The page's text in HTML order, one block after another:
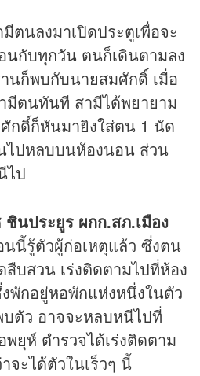
ตนลงมาเปิดประตูเพื่อจะ
นกับทุกวัน ตนก็เดินตามลง
นก็พบกับนายสมศักดิ์ เมื่อ
มีตนทันที สามีได้พยายาม
กดิ์ก็หันมายิงใส่ตน 1 นัด
ไปหลบบนห้องนอน ส่วน
ไป
นประยูร ผกก.สภ.เมือง
นนี้รู้ตัวผู้ก่อเหตุแล้ว ซึ่งตน
สืบสวน เร่งติดตามไปที่ห้อง
พักอยู่หอพักแห่งหนึ่งในตัว
บตัว อาจจะหลบหนีไปที่
ยุห์ ตำรวจได้เร่งติดตาม
จะได้ตัวในเร็วๆ นี้